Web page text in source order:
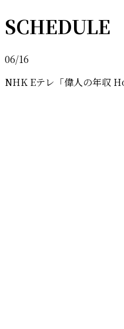
SCHEDULE
06/16
NHK Eテレ「偉人の年収